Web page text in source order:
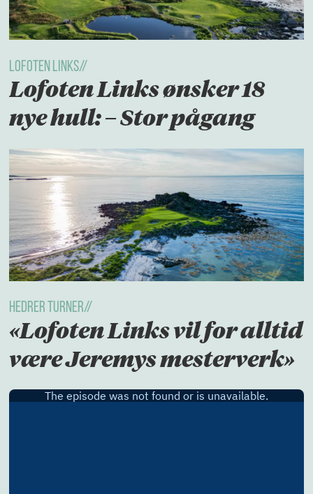
Lofoten Links//
Lofoten Links ønsker 18
nye hull: – Stor pågang
HEDRER TURNER//
«Lofoten Links vil for alltid
være Jeremys mesterverk»